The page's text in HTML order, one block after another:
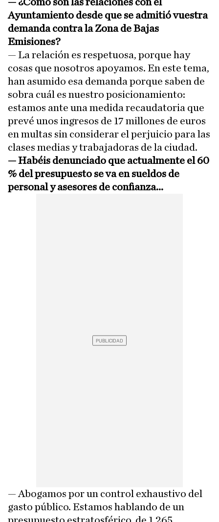
Ayuntamiento desde que se admitió vuestra
demanda contra la Zona de Bajas
Emisiones?
— La relación es respetuosa, porque hay
cosas que nosotros apoyamos. En este tema,
han asumido esa demanda porque saben de
sobra cuál es nuestro posicionamiento:
estamos ante una medida recaudatoria que
prevé unos ingresos de 17 millones de euros
en multas sin considerar el perjuicio para las
clases medias y trabajadoras de la ciudad.
—Habéis denunciado que actualmente el 60
% del presupuesto se va en sueldos de
personal y asesores de confianza...
— Abogamos por un control exhaustivo del
gasto público. Estamos hablando de un